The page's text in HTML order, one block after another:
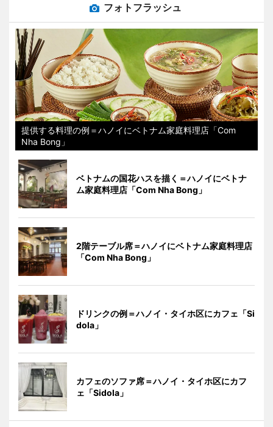
フォトフラッシュ
提供する料理の例＝ハノイにベトナム家庭料理店「Com
Nha Bong」
ベトナムの国花ハスを描く＝ハノイにベトナ
ム家庭料理店「Com Nha Bong」
2階テーブル席＝ハノイにベトナム家庭料理店
「Com Nha Bong」
ドリンクの例＝ハノイ・タイホ区にカフェ「Si
dola」
カフェのソファ席＝ハノイ・タイホ区にカフ
ェ「Sidola」